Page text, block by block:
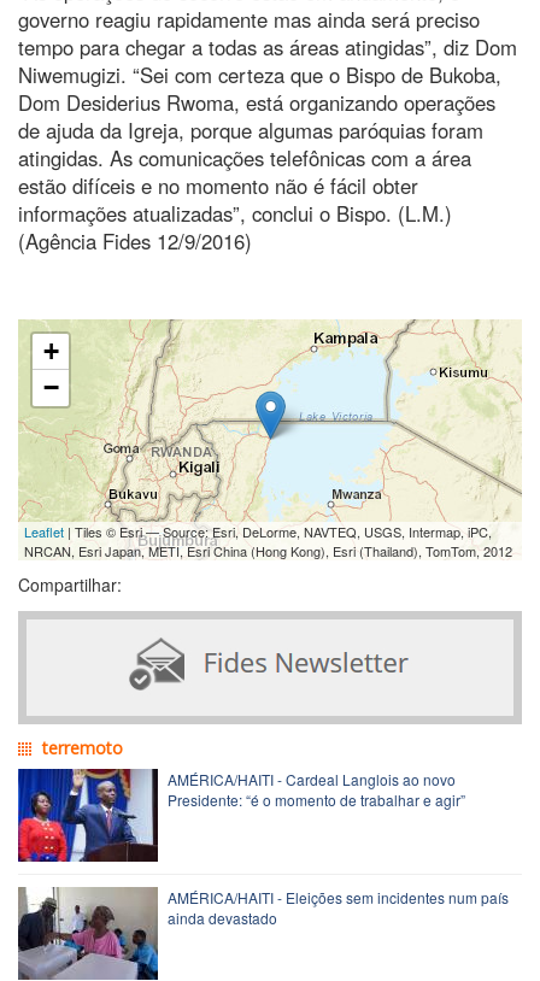
governo reagiu rapidamente mas ainda será preciso
tempo para chegar a todas as áreas atingidas”, diz Dom
Niwemugizi. “Sei com certeza que o Bispo de Bukoba,
Dom Desiderius Rwoma, está organizando operações
de ajuda da Igreja, porque algumas paróquias foram
atingidas. As comunicações telefônicas com a área
estão difíceis e no momento não é fácil obter
informações atualizadas”, conclui o Bispo. (L.M.)
(Agência Fides 12/9/2016)
+
−
Leaflet | Tiles © Esri — Source: Esri, DeLorme, NAVTEQ, USGS, Intermap, iPC,
NRCAN, Esri Japan, METI, Esri China (Hong Kong), Esri (Thailand), TomTom, 2012
Compartilhar:
terremoto
AMÉRICA/HAITI - Cardeal Langlois ao novo
Presidente: “é o momento de trabalhar e agir”
AMÉRICA/HAITI - Eleições sem incidentes num país
ainda devastado